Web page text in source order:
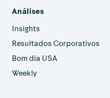
Análises
Insights
Resultados Corporativos
Bom dia USA
Weekly